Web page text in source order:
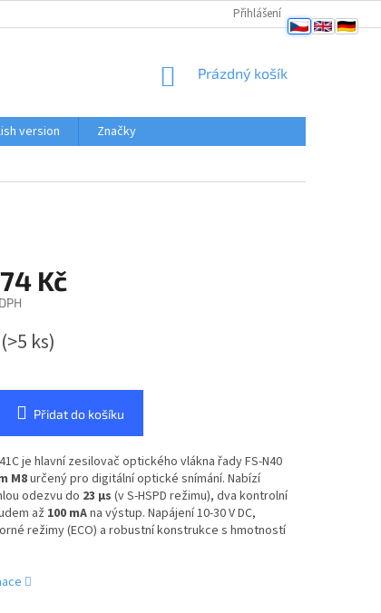
SMLOUVY PODMÍNKY OCHRANY
Přihlášení
NÁKUPNÍ
Prázdný košík
version
Značky
Kč
(>5 ks)
Přidat do košíku
je hlavní zesilovač optického vlákna řady FS-N40
M8určený pro digitální optické snímání. Nabízí
odezvu do 23 µs (v S-HSPD režimu), dva kontrolní
až 100 mAna výstup. Napájení 10-30 V DC,
režimy (ECO) a robustní konstrukce s hmotností